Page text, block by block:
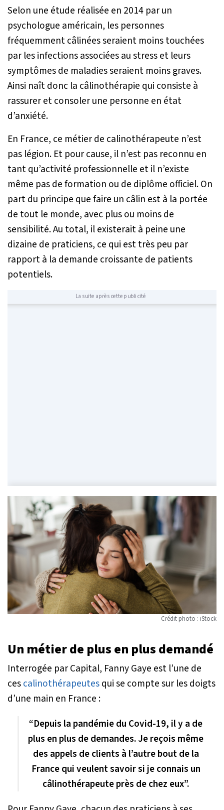
Selon une étude réalisée en 2014 par un
psychologue américain, les personnes
fréquemment câlinées seraient moins touchées
par les infections associées au stress et leurs
symptômes de maladies seraient moins graves.
Ainsi naît donc la câlinothérapie qui consiste à
rassurer et consoler une personne en état
d’anxiété.
En France, ce métier de calinothérapeute n’est
pas légion. Et pour cause, il n’est pas reconnu en
tant qu’activité professionnelle et il n’existe
même pas de formation ou de diplôme officiel. On
part du principe que faire un câlin est à la portée
de tout le monde, avec plus ou moins de
sensibilité. Au total, il existerait à peine une
dizaine de praticiens, ce qui est très peu par
rapport à la demande croissante de patients
potentiels.
La suite après cette publicité
Crédit photo : iStock
Un métier de plus en plus demandé
Interrogée par Capital, Fanny Gaye est l’une de
cescalinothérapeutesqui se compte sur les doigts
d’une main en France :
“Depuis la pandémie du Covid-19, il y a de
plus en plus de demandes. Je reçois même
des appels de clients à l’autre bout de la
France qui veulent savoir si je connais un
câlinothérapeute près de chez eux”.